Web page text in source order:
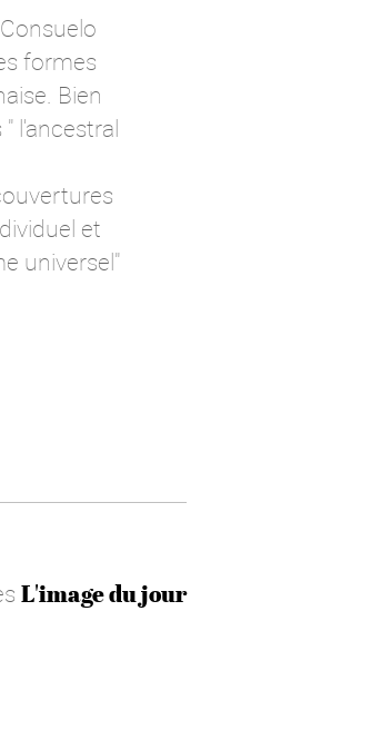
formes
Bien
l'ancestral
et
universel"
L'image du jour